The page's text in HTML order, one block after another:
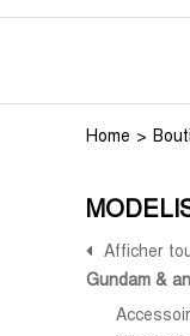
Home
Afficher
Gundam &